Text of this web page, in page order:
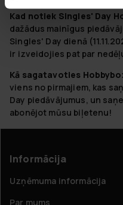
Kad notiek Singles' Day
dažādus mainīgus
Singles' Day dienā
ir izveidojies pat par
Kā sagatavoties
viens no pirmajiem, kas
Day piedāvājumus, un
abonējot mūsu biļetenu!
Informācija
Uzņēmuma informācija
Par mums